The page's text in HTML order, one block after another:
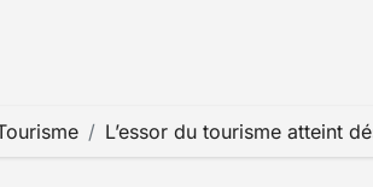
L’essor du tourisme atteint